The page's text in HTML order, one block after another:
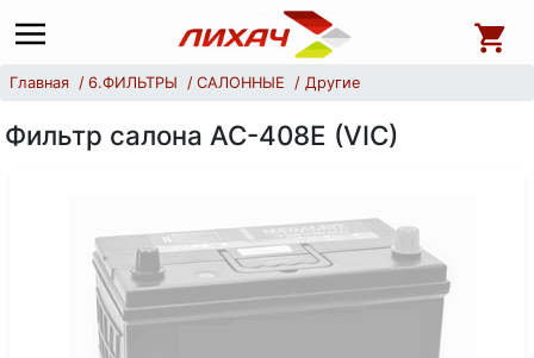
Главная 6.ФИЛЬТРЫ САЛОННЫЕ Другие
Фильтр салона AC-408E (VIC)